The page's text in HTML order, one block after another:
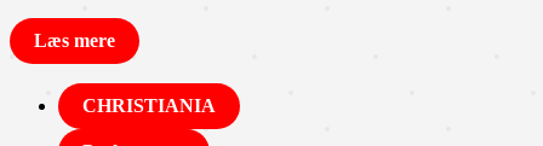
Læs mere
CHRISTIANIA